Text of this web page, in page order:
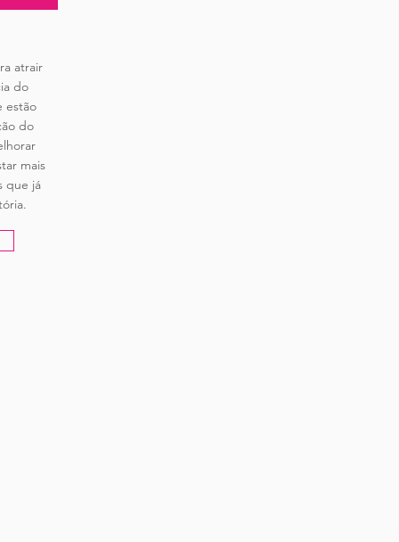
atrair
do
estão
do
mais
que já